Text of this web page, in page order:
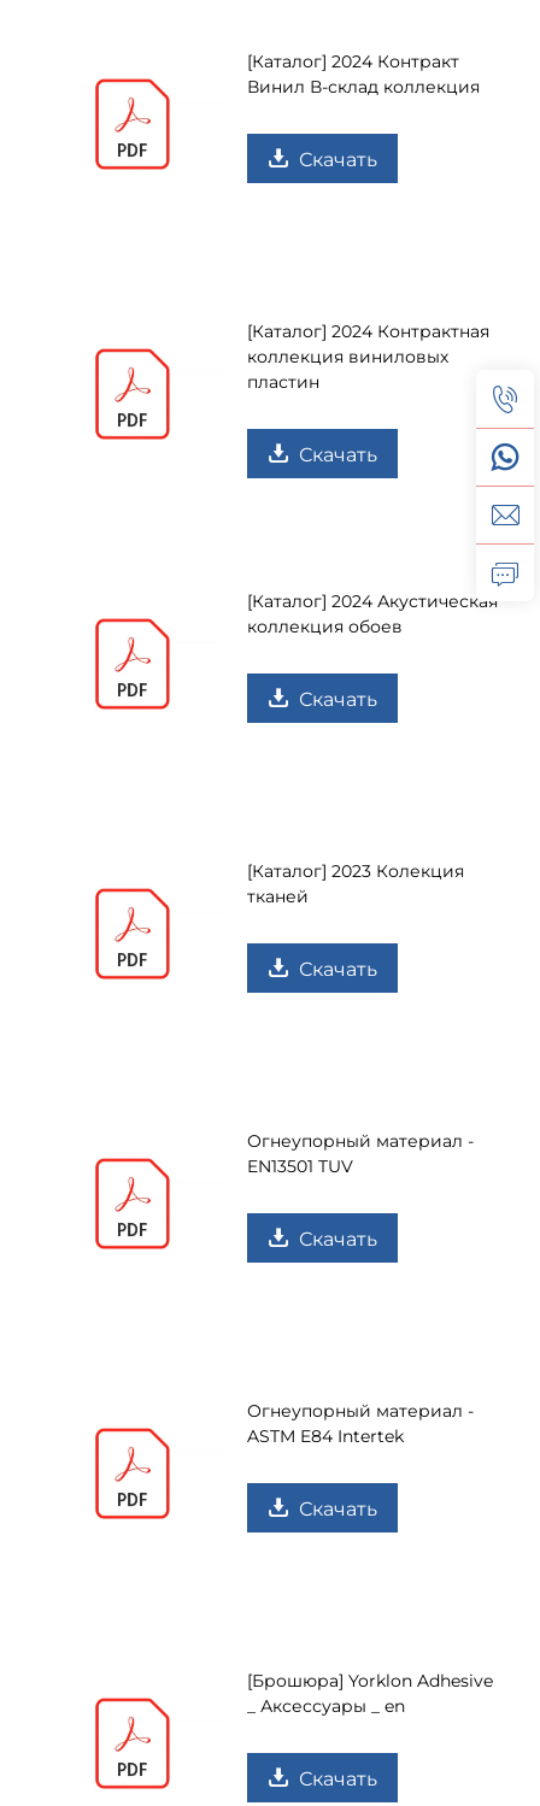
[Каталог] 2024 Контракт
Винил В-склад коллекция
Скачать
[Каталог] 2024 Контрактная
коллекция виниловых
пластин
Скачать
[Каталог] 2024 Акустическая
коллекция обоев
Скачать
[Каталог] 2023 Колекция
тканей
Скачать
Огнеупорный материал -
EN13501 TUV
Скачать
Огнеупорный материал -
ASTM E84 Intertek
Скачать
[Брошюра] Yorklon Adhesive
_ Аксессуары _ en
Скачать